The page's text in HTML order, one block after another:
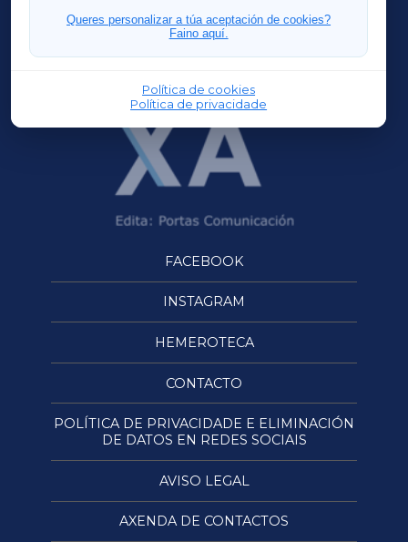
Queres personalizar a túa aceptación de cookies?
Faino aquí.
Política de cookies
Política de privacidade
FERROLXA
OURENSEXA
FACEBOOK
INSTAGRAM
HEMEROTECA
CONTACTO
POLÍTICA DE PRIVACIDADE E ELIMINACIÓN
DE DATOS EN REDES SOCIAIS
AVISO LEGAL
AXENDA DE CONTACTOS